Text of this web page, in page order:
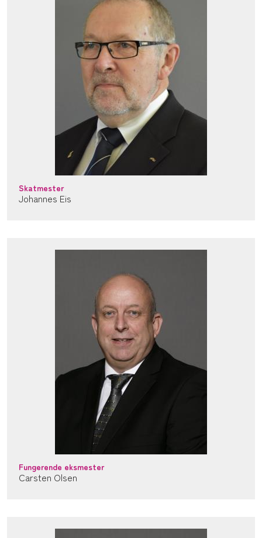
Skatmester
Johannes Eis
Fungerende eksmester
Carsten Olsen